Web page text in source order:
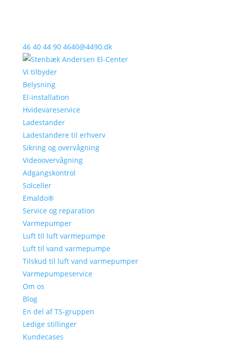
46 40 44 90 4640@4490.dk
Vi tilbyder
Belysning
El-installation
Hvidevareservice
Ladestander
Ladestandere til erhverv
Sikring og overvågning
Videoovervågning
Adgangskontrol
Solceller
Emaldo®
Service og reparation
Varmepumper
Luft til luft varmepumpe
Luft til vand varmepumpe
Tilskud til luft vand varmepumper
Varmepumpeservice
Om os
Blog
En del af TS-gruppen
Ledige stillinger
Kundecases